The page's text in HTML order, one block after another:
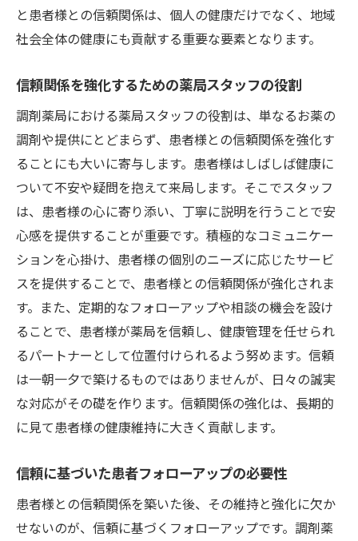
と患者様との信頼関係は、個人の健康だけでなく、地域
社会全体の健康にも貢献する重要な要素となります。
信頼関係を強化するための薬局スタッフの役割
調剤薬局における薬局スタッフの役割は、単なるお薬の
調剤や提供にとどまらず、患者様との信頼関係を強化す
ることにも大いに寄与します。患者様はしばしば健康に
ついて不安や疑問を抱えて来局します。そこでスタッフ
は、患者様の心に寄り添い、丁寧に説明を行うことで安
心感を提供することが重要です。積極的なコミュニケー
ションを心掛け、患者様の個別のニーズに応じたサービ
スを提供することで、患者様との信頼関係が強化されま
す。また、定期的なフォローアップや相談の機会を設け
ることで、患者様が薬局を信頼し、健康管理を任せられ
るパートナーとして位置付けられるよう努めます。信頼
は一朝一夕で築けるものではありませんが、日々の誠実
な対応がその礎を作ります。信頼関係の強化は、長期的
に見て患者様の健康維持に大きく貢献します。
信頼に基づいた患者フォローアップの必要性
患者様との信頼関係を築いた後、その維持と強化に欠か
せないのが、信頼に基づくフォローアップです。調剤薬